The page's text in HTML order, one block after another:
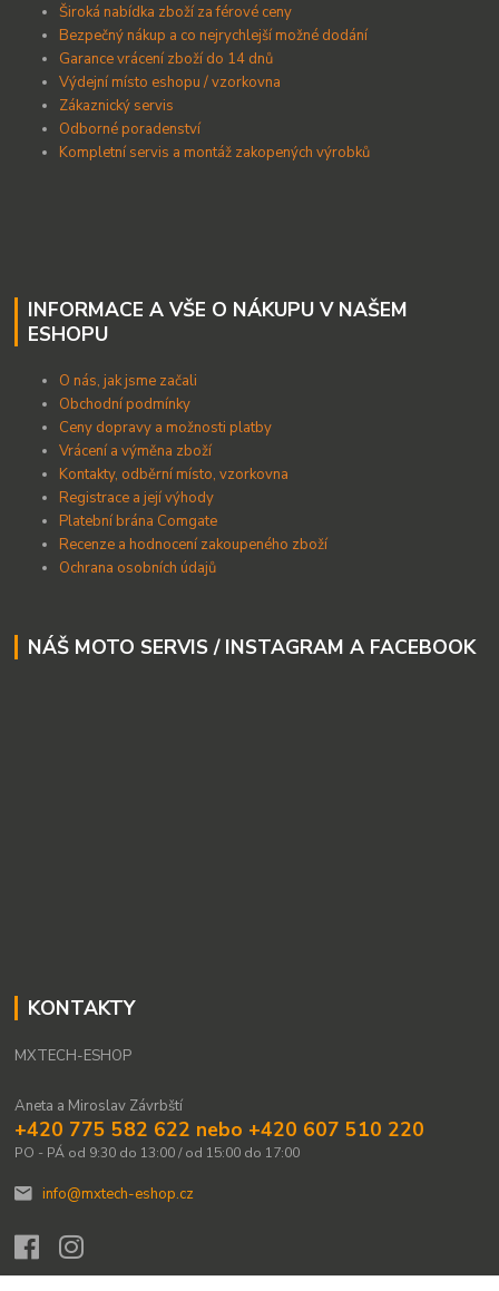
Široká nabídka zboží za férové ceny
Bezpečný nákup a co nejrychlejší možné dodání
Garance vrácení zboží do 14 dnů
Výdejní místo eshopu / vzorkovna
Zákaznický servis
Odborné poradenství
Kompletní servis a montáž zakopených výrobků
INFORMACE A VŠE O NÁKUPU V NAŠEM
ESHOPU
O nás, jak jsme začali
Obchodní podmínky
Ceny dopravy a možnosti platby
Vrácení a výměna zboží
Kontakty, odběrní místo, vzorkovna
Registrace a její výhody
Platební brána Comgate
Recenze a hodnocení zakoupeného zboží
Ochrana osobních údajů
NÁŠ MOTO SERVIS / INSTAGRAM A FACEBOOK
KONTAKTY
MXTECH-ESHOP
Aneta a Miroslav Závrbští
+420 775 582 622 nebo +420 607 510 220
PO - PÁ od 9:30 do 13:00 / od 15:00 do 17:00
info@mxtech-eshop.cz